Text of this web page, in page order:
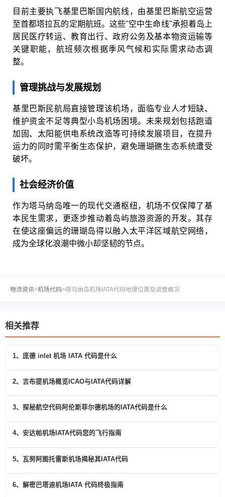
目前主要执飞基里巴斯国内航线，由基里巴斯航空运营
至首都塔拉瓦的定期航班。这些"空中生命线"承担着岛上
居民医疗转运、教育出行、政府公务及基本物资运输等
关键职能，航班频次根据季风气候和实际需求动态调
整。
管理挑战与发展规划
基里巴斯民航局直接管理该机场，面临专业人才短缺、
维护资金不足等典型小岛机场困境。未来规划包括跑道
加固、太阳能供电系统改造等可持续发展项目，在提升
运力的同时需平衡生态保护，避免珊瑚礁生态系统遭受
破坏。
社会经济价值
作为塔马纳岛唯一的现代交通枢纽，机场不仅保障了基
本民生需求，更逐步推动着岛屿旅游资源的开发。其存
在使这座偏远的珊瑚岛得以融入太平洋区域航空网络，
成为全球化浪潮中微小却坚韧的节点。
物流资讯>机场代码>塔马纳岛机场IATA代码地理位置及运营概况
相关推荐
1、庞德 inlet 机场 IATA 代码是什么
2、吉布提机场概览ICAO与IATA代码详解
3、探秘航空代码阿伦斯菲尔德机场的IATA代码是什么
4、安达帕机场IATA代码您的飞行指南
5、瓦努阿图托雷斯机场揭秘其IATA代码
6、解密巴塔迪机场IATA 代码终极指南